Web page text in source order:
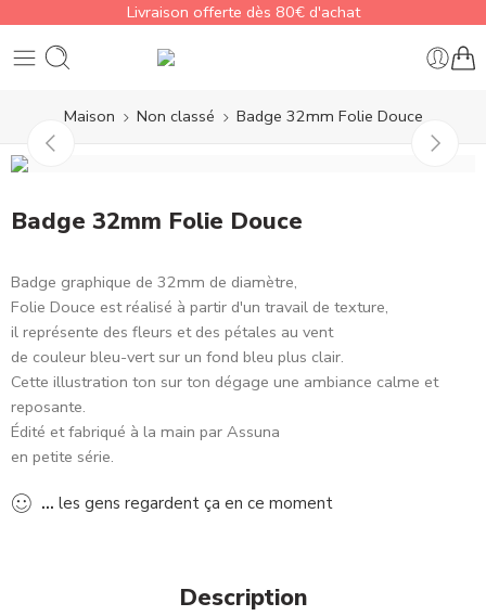
Livraison offerte dès 80€ d'achat
Maison Non classé Badge 32mm Folie Douce
Badge 32mm Folie Douce
Badge graphique de 32mm de diamètre,
Folie Douce est réalisé à partir d'un travail de texture,
il représente des fleurs et des pétales au vent
de couleur bleu-vert sur un fond bleu plus clair.
Cette illustration ton sur ton dégage une ambiance calme et
reposante.
Édité et fabriqué à la main par Assuna
en petite série.
... les gens regardent ça en ce moment
Description